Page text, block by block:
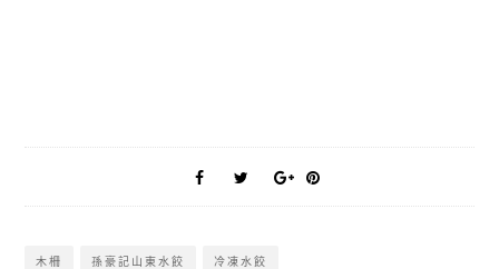
木柵 孫豪記山東水餃 冷凍水餃